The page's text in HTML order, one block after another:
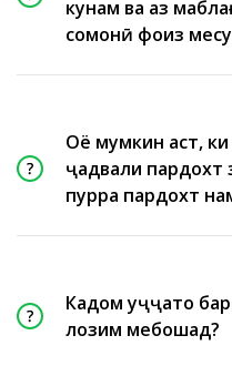
кунам ва аз
сомонӣ фоиз
Оё мумкин аст,
ҷадвали пардохт
пурра пардохт
Кадом ҳуҷҷатҳо
лозим мебошад?